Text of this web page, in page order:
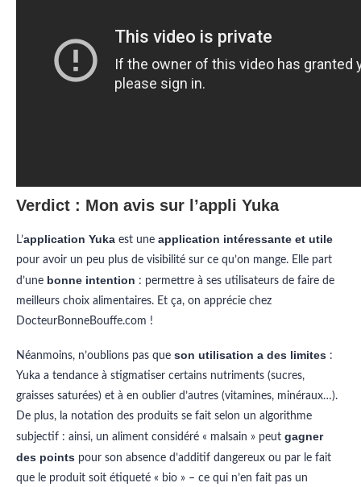
Verdict : Mon avis sur l’appli Yuka
L’application Yuka est une application intéressante et utile
pour avoir un peu plus de visibilité sur ce qu’on mange. Elle part
d’une bonne intention : permettre à ses utilisateurs de faire de
meilleurs choix alimentaires. Et ça, on apprécie chez
DocteurBonneBouffe.com !
Néanmoins, n’oublions pas que son utilisation a des limites :
Yuka a tendance à stigmatiser certains nutriments (sucres,
graisses saturées) et à en oublier d’autres (vitamines, minéraux…).
De plus, la notation des produits se fait selon un algorithme
subjectif : ainsi, un aliment considéré « malsain » peut gagner
des points pour son absence d’additif dangereux ou par le fait
que le produit soit étiqueté « bio » – ce qui n’en fait pas un